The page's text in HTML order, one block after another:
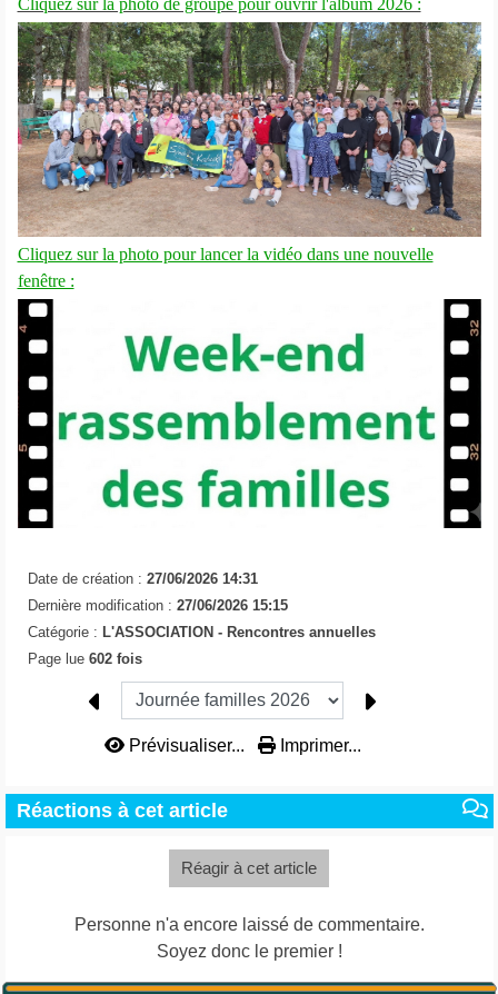
Cliquez sur la photo de groupe pour ouvrir l'album 2026 :
Cliquez sur la photo pour lancer la vidéo dans une nouvelle
fenêtre :
Date de création : 27/06/2026 14:31
Dernière modification : 27/06/2026 15:15
Catégorie : L'ASSOCIATION - Rencontres annuelles
Page lue 602 fois
Prévisualiser... Imprimer...
Réactions à cet article
Réagir à cet article
Personne n'a encore laissé de commentaire.
Soyez donc le premier !